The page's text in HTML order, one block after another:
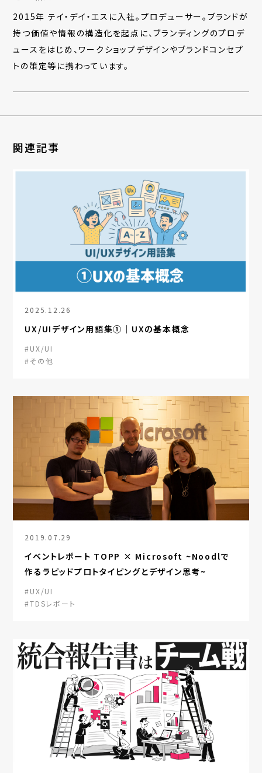
2015年 テイ・デイ・エスに入社。プロデューサー。ブランドが
持つ価値や情報の構造化を起点に、ブランディングのプロデ
ュースをはじめ、ワークショップデザインやブランドコンセプ
トの策定等に携わっています。
関連記事
2025.12.26
UX/UIデザイン用語集①｜UXの基本概念
#UX/UI
#その他
2019.07.29
イベントレポート TOPP × Microsoft ~Noodlで
作るラピッドプロトタイピングとデザイン思考~
#UX/UI
#TDSレポート